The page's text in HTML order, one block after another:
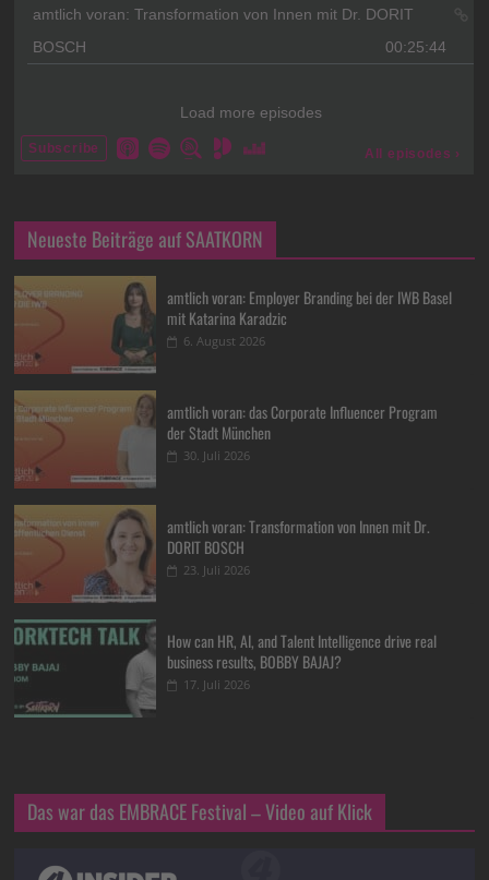
Neueste Beiträge auf SAATKORN
amtlich voran: Employer Branding bei der IWB Basel
mit Katarina Karadzic
6. August 2026
amtlich voran: das Corporate Influencer Program
der Stadt München
30. Juli 2026
amtlich voran: Transformation von Innen mit Dr.
DORIT BOSCH
23. Juli 2026
How can HR, AI, and Talent Intelligence drive real
business results, BOBBY BAJAJ?
17. Juli 2026
Das war das EMBRACE Festival – Video auf Klick